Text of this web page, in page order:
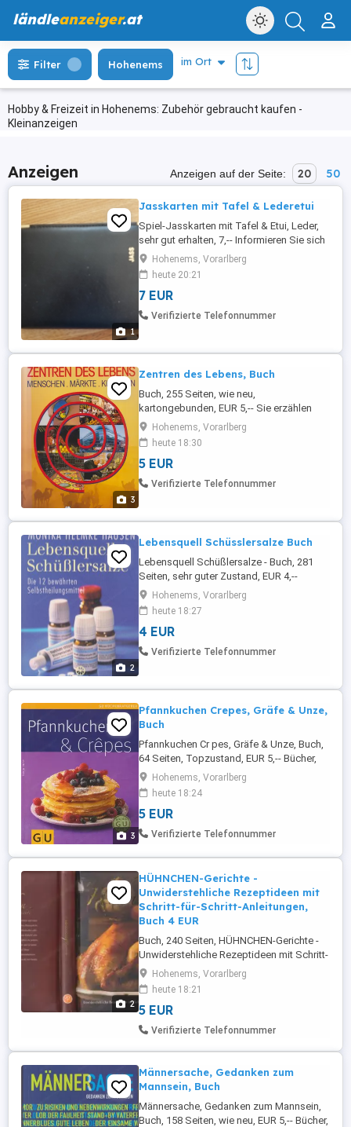
ländleanzeiger.at
Hobby & Freizeit in Hohenems: Zubehör gebraucht kaufen -
Kleinanzeigen
Filter Hohenems
Anzeigen Anzeigen auf der Seite: 20 50
1
Jasskarten mit Tafel & Lederetui
Spiel-Jasskarten mit Tafel & Etui, Leder,
sehr gut erhalten, 7,-- Informieren Sie sich
auf "Mehr von diesem Anbieter", Danke..!
(Es könnte was für Dich dabei sein...!)
Habe KEIN WhatsApp...! Bitte nur normal
telefonieren oder beim Ländleanzeiger
schreiben. Danke dafür.
Hohenems, Vorarlberg
heute 20:21
7 EUR
Verifizierte Telefonnummer
3
Zentren des Lebens, Buch
Buch, 255 Seiten, wie neu,
kartongebunden, EUR 5,-- Sie erzählen
von Können, vom Erfolg, vom Vergnügen,
die Kräfte zu messen. Und sie erzählen
vom friedlichen Austausch. Märkte
machen nicht nur Spaß, sie machen auch
Mut: Mut zur Welt, zum Leben, zu den
Hohenems, Vorarlberg
heute 18:30
5 EUR
Verifizierte Telefonnummer
2
Lebensquell Schüsslersalze Buch
Lebensquell Schüßlersalze - Buch, 281
Seiten, sehr guter Zustand, EUR 4,--
Bücher, CDs und DVDs ab einem
Bestellwert von EUR 40,-- sind
versandkostenfrei...! NUR in Österreich...!
Informieren Sie sich auf "Mehr von diesem
Anbieter", Danke...! (Es könnte was für
Hohenems, Vorarlberg
heute 18:27
4 EUR
Verifizierte Telefonnummer
3
Pfannkuchen Crepes, Gräfe & Unze,
Buch
Pfannkuchen Cr pes, Gräfe & Unze, Buch,
64 Seiten, Topzustand, EUR 5,-- Bücher,
CDs und DVDs ab einem Bestellwert von
EUR 40,-- sind versandkostenfrei...! NUR in
Österreich...! Informieren Sie sich auf
"Mehr von diesem Anbieter", Danke...! (Es
könnte was für Dich dabei sein !) Habe
Hohenems, Vorarlberg
heute 18:24
5 EUR
Verifizierte Telefonnummer
2
HÜHNCHEN-Gerichte -
Unwiderstehliche Rezeptideen mit
Schritt-für-Schritt-Anleitungen,
Buch 4 EUR
Buch, 240 Seiten, HÜHNCHEN-Gerichte -
Unwiderstehliche Rezeptideen mit Schritt-
für-Schritt-Anleitungen, Topzustand, EUR
4,-- Bücher, CDs und DVDs ab einem
Bestellwert von EUR 40,-- sind
versandkostenfrei...! NUR in Österreich...!
Informieren Sie sich auf "Mehr von diesem
Hohenems, Vorarlberg
heute 18:21
5 EUR
Verifizierte Telefonnummer
Männersache, Gedanken zum
Mannsein, Buch
Männersache, Gedanken zum Mannsein,
Buch, 158 Seiten, wie neu, EUR 5,-- Bücher,